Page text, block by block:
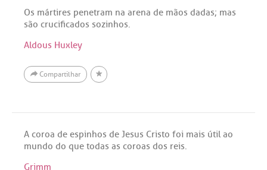
Os mártires penetram na arena de mãos dadas; mas
são crucificados sozinhos.
Aldous Huxley
Compartilhar
A coroa de espinhos de Jesus Cristo foi mais útil ao
mundo do que todas as coroas dos reis.
Grimm